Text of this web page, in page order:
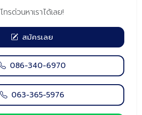
โทรด่วนหาเราได้เลย!
สมัครเลย
086-340-6970
063-365-5976